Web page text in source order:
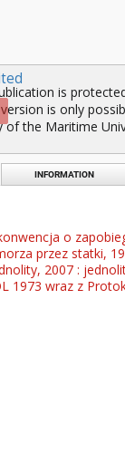
is
is only
of the Maritime
INFORMATION
o
przez statki,
2007 :
1973 wraz z